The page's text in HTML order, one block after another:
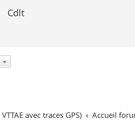
Cdlt
avec traces GPS) Accueil